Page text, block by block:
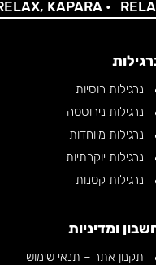
KAPARA • RELAX,
נרגילות רוסיות
נרגילות נירוסטה
נרגילות מיוחדות
נרגילות יוקרתיות
נרגילות קטנות
ומדיניות
תקנון אתר – תנאי שימוש